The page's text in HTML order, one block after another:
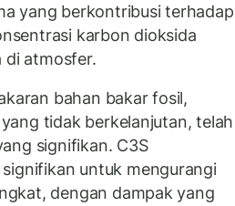
yang berkontribusi terhadap
karbon dioksida
di atmosfer.
bahan bakar fosil,
tidak berkelanjutan, telah
signifikan. C3S
untuk mengurangi
dengan dampak yang